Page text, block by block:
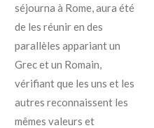
séjourna à Rome, aura été
de les réunir en des
parallèles appariant un
Grec et un Romain,
vérifiant que les uns et les
autres reconnaissent les
mêmes valeurs et